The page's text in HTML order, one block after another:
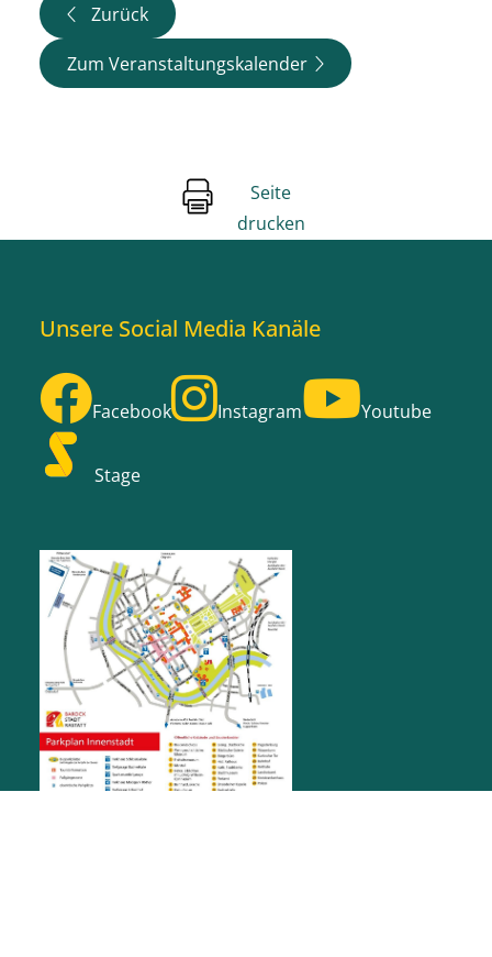
Zurück
Zum Veranstaltungskalender
Seite
drucken
Unsere Social Media Kanäle
Facebook Instagram Youtube
Stage